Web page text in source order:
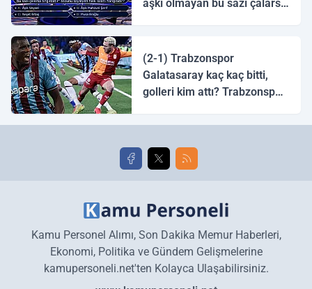
aşkı olmayan bu sazı çalarsa
(2-1) Trabzonspor
Galatasaray kaç kaç bitti,
golleri kim attı? Trabzonspor
golleri!
Kamu Personel Alımı, Son Dakika Memur Haberleri,
Ekonomi, Politika ve Gündem Gelişmelerine
kamupersoneli.net'ten Kolayca Ulaşabilirsiniz.